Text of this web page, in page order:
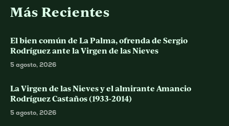
Más Recientes
El bien común de La Palma, ofrenda de Sergio
Rodríguez ante la Virgen de las Nieves
5 agosto, 2026
La Virgen de las Nieves y el almirante Amancio
Rodríguez Castaños (1933-2014)
5 agosto, 2026